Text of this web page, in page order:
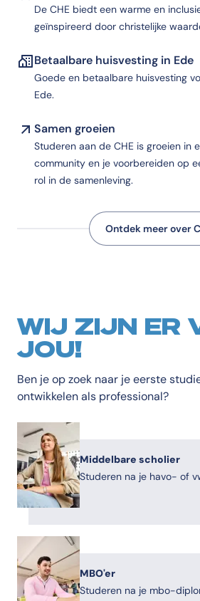
De CHE biedt een warme en
geïnspireerd door christelijke
Betaalbare huisvesting in Ede
Goede en betaalbare huisvesting
Ede.
Samen groeien
Studeren aan de CHE is groeien in
community en je voorbereiden op
rol in de samenleving.
Ontdek meer over
WIJ ZIJN ER
JOU!
Ben je op zoek naar je eerste
ontwikkelen als professional?
Middelbare scholier
Studeren na je havo- of
MBO'er
Studeren na je mbo-